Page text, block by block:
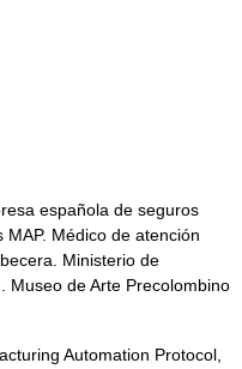
española de seguros
Médico de atención
Ministerio de
Museo de Arte Precolombino
Automation Protocol,